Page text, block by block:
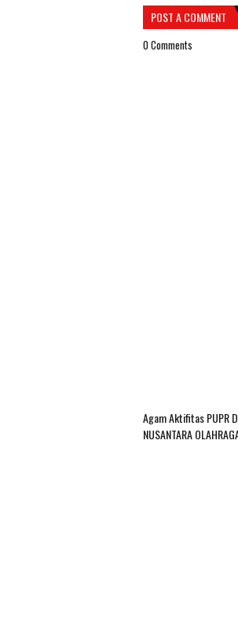
POST A COMMENT
0 Comments
AgamAktifitas PUPR
NUSANTARA